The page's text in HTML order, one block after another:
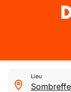
Lieu
Sombreffe